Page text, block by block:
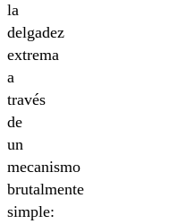
la
delgadez
extrema
a
través
de
un
mecanismo
brutalmente
simple: